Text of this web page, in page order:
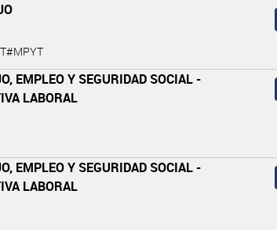
EMPLEO Y SEGURIDAD SOCIAL -
LABORAL
EMPLEO Y SEGURIDAD SOCIAL -
LABORAL